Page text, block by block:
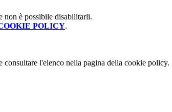
non è possibile disabilitarli.
POLICY.
l'elenco nella pagina della cookie policy.